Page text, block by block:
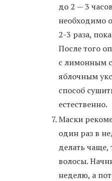
до 2 — 3
необходимо
2-3 раза,
После того
с лимонным
яблочным
способ
естественно.
Маски
один раз в
делать чаще,
волосы.
неделю, а